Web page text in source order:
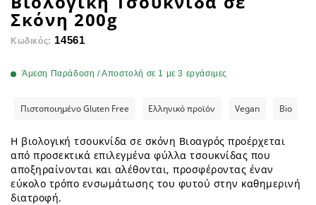
Σκόνη 200g
Κωδικός: 14561
Άμεση Παράδοση / Αποστολή σε 1 με 3 εργάσιμες
Πιστοποιημένο Gluten Free Ελληνικό προϊόν Vegan Bio
Η βιολογική τσουκνίδα σε σκόνη Βιοαγρός προέρχεται
από προσεκτικά επιλεγμένα φύλλα τσουκνίδας που
αποξηραίνονται και αλέθονται, προσφέροντας έναν
εύκολο τρόπο ενσωμάτωσης του φυτού στην καθημερινή
διατροφή.